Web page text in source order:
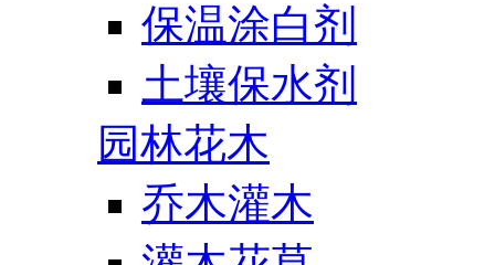
保温涂白剂
土壤保水剂
园林花木
乔木灌木